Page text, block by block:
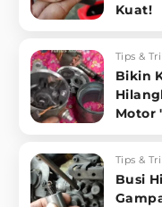
Kuat!
Tips &
Bikin
Motor
Tips &
Busi